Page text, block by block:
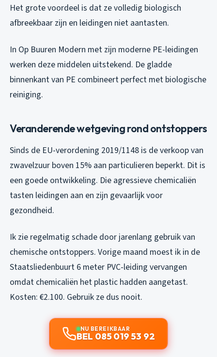
Het grote voordeel is dat ze volledig biologisch
afbreekbaar zijn en leidingen niet aantasten.
In Op Buuren Modern met zijn moderne PE-leidingen
werken deze middelen uitstekend. De gladde
binnenkant van PE combineert perfect met biologische
reiniging.
Veranderende wetgeving rond ontstoppers
Sinds de EU-verordening 2019/1148 is de verkoop van
zwavelzuur boven 15% aan particulieren beperkt. Dit is
een goede ontwikkeling. Die agressieve chemicaliën
tasten leidingen aan en zijn gevaarlijk voor
gezondheid.
Ik zie regelmatig schade door jarenlang gebruik van
chemische ontstoppers. Vorige maand moest ik in de
Staatsliedenbuurt 6 meter PVC-leiding vervangen
omdat chemicaliën het plastic hadden aangetast.
Kosten: €2.100. Gebruik ze dus nooit.
NU BEREIKBAAR
BEL 085 019 53 92